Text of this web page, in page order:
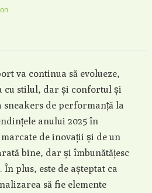
va continua să evolueze,
cu stilul, dar și confortul și
de performanță la
anului 2025 în
de inovații și de un
bine, dar și îmbunătățesc
plus, este de așteptat ca
să fie elemente